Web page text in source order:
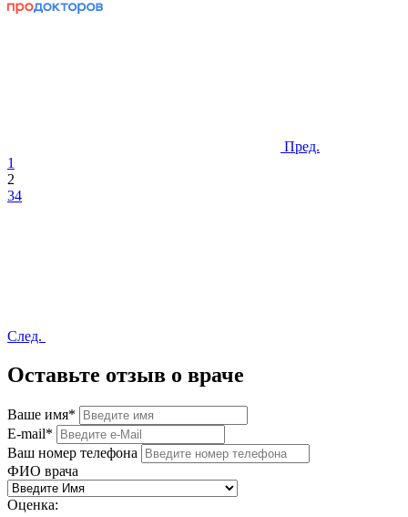
Пред.
1
2
34
След.
Оставьте отзыв о враче
Ваше имя*
E-mail*
Ваш номер телефона
ФИО врача
Оценка: